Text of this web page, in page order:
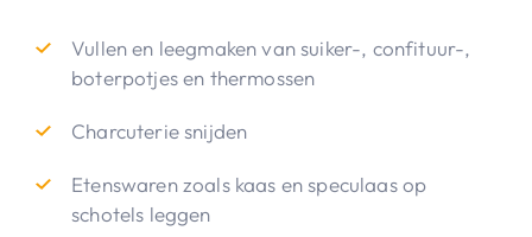
Vullen en leegmaken van suiker-, confituur-,
boterpotjes en thermossen
Charcuterie snijden
Etenswaren zoals kaas en speculaas op
schotels leggen